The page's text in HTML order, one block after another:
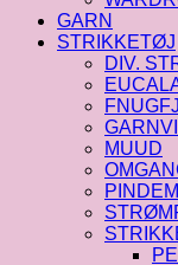
GARN
STRIKKETØJ
DIV.
MUUD